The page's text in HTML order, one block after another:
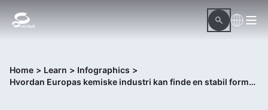
Home > Learn > Infographics >
Hvordan Europas kemiske industri kan finde en stabil formel i 2026